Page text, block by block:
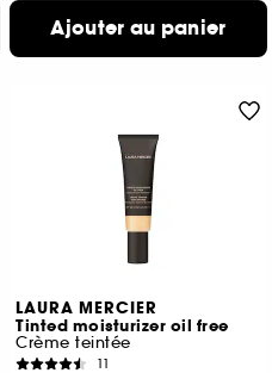
Ajouter au panier
LAURA MERCIER
Tinted moisturizer oil free
Crème teintée
11